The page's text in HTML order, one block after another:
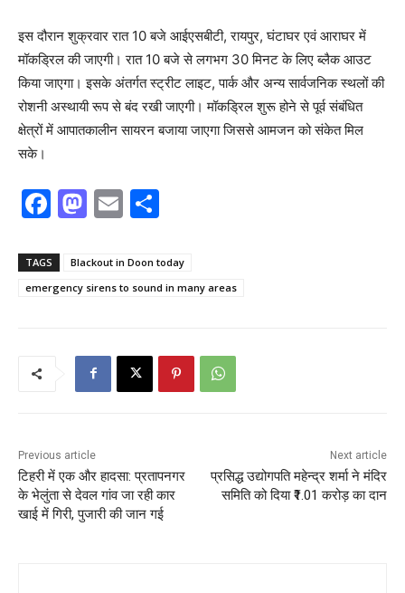
इस दौरान शुक्रवार रात 10 बजे आईएसबीटी, रायपुर, घंटाघर एवं आराघर में
मॉकड्रिल की जाएगी। रात 10 बजे से लगभग 30 मिनट के लिए ब्लैक आउट
किया जाएगा। इसके अंतर्गत स्ट्रीट लाइट, पार्क और अन्य सार्वजनिक स्थलों की
रोशनी अस्थायी रूप से बंद रखी जाएगी। मॉकड्रिल शुरू होने से पूर्व संबंधित
क्षेत्रों में आपातकालीन सायरन बजाया जाएगा जिससे आमजन को संकेत मिल
सके।
F
c
e
M
st
o
o
n
E
ai
l
ar
e
TAGS
Blackout in Doon today
emergency sirens to sound in many areas
Previous article
टिहरी में एक और हादसा: प्रतापनगर
के भेलुंता से देवल गांव जा रही कार
खाई में गिरी, पुजारी की जान गई
Next article
प्रसिद्ध उद्योगपति महेन्द्र शर्मा ने मंदिर
समिति को दिया ₹1.01 करोड़ का दान